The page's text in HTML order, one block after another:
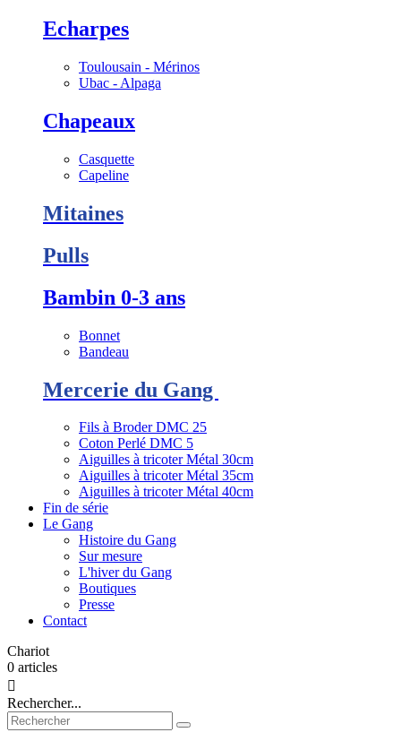
Echarpes
Toulousain - Mérinos
Ubac - Alpaga
Chapeaux
Casquette
Capeline
Mitaines
Pulls
Bambin 0-3 ans
Bonnet
Bandeau
Mercerie du Gang
Fils à Broder DMC 25
Coton Perlé DMC 5
Aiguilles à tricoter Métal 30cm
Aiguilles à tricoter Métal 35cm
Aiguilles à tricoter Métal 40cm
Fin de série
Le Gang
Histoire du Gang
Sur mesure
L'hiver du Gang
Boutiques
Presse
Contact
Chariot
0 articles

Rechercher...